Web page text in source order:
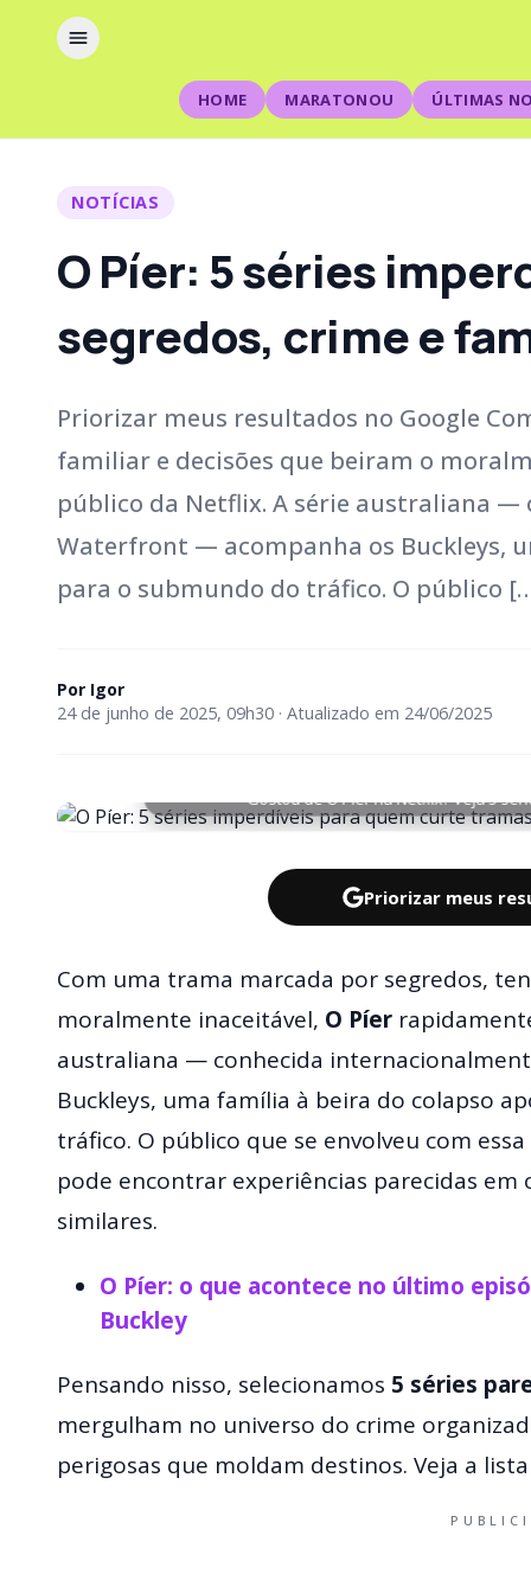
HOME MARATONOU ÚLTIMAS
NOTÍCIAS
O Píer: 5 séries
segredos, crime e
Priorizar meus resultados no Google
familiar e decisões que beiram o
público da Netflix. A série australiana
Waterfront — acompanha os Buckleys,
para o submundo do tráfico. O público
Por Igor
24 de junho de 2025, 09h30 · Atualizado em 24/06/2025
Gostou de O Píer na Netflix? Veja 5
Priorizar meus
Com uma trama marcada por segredos,
moralmente inaceitável, O Píer
australiana — conhecida
Buckleys, uma família à beira do colapso
tráfico. O público que se envolveu com
pode encontrar experiências parecidas
similares.
O Píer: o que acontece no último
Buckley
Pensando nisso, selecionamos 5 séries
mergulham no universo do crime
perigosas que moldam destinos. Veja a